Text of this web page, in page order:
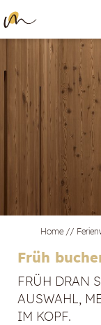
Home //
Früh
FRÜH DRAN
AUSWAHL,
IM KOPF.